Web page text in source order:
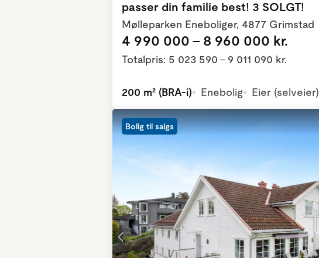
passer din familie best! 3 SOLGT!
Mølleparken Eneboliger, 4877 Grimstad
4 990 000 - 8 960 000 kr.
Totalpris: 5 023 590 - 9 011 090 kr.
200 m² (BRA-i) Enebolig Eier (selveier)
Bolig til salgs